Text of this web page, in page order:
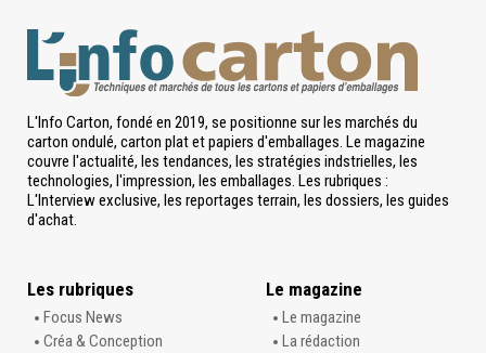
L'Info Carton, fondé en 2019, se positionne sur les marchés du
carton ondulé, carton plat et papiers d'emballages. Le magazine
couvre l'actualité, les tendances, les stratégies indstrielles, les
technologies, l'impression, les emballages. Les rubriques :
L'Interview exclusive, les reportages terrain, les dossiers, les guides
d'achat.
Les rubriques
Focus News
Créa & Conception
Le magazine
Le magazine
La rédaction